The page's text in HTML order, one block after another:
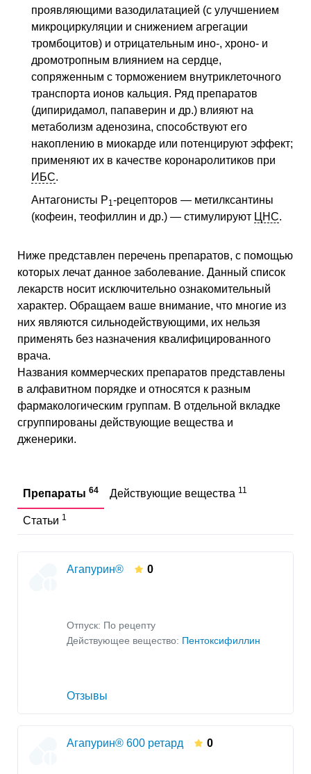
проявляющими вазодилатацией (с улучшением
микроциркуляции и снижением агрегации
тромбоцитов) и отрицательным ино-, хроно- и
дромотропным влиянием на сердце,
сопряженным с торможением внутриклеточного
транспорта ионов кальция. Ряд препаратов
(дипиридамол, папаверин и др.) влияют на
метаболизм аденозина, способствуют его
накоплению в миокарде или потенцируют эффект;
применяют их в качестве коронаролитиков при
ИБС.
Антагонисты Р1-рецепторов — метилксантины
(кофеин, теофиллин и др.) — стимулируют ЦНС.
Ниже представлен перечень препаратов, с помощью
которых лечат данное заболевание. Данный список
лекарств носит исключительно ознакомительный
характер. Обращаем ваше внимание, что многие из
них являются сильнодействующими, их нельзя
применять без назначения квалифицированного
врача.
Названия коммерческих препаратов представлены
в алфавитном порядке и относятся к разным
фармакологическим группам. В отдельной вкладке
сгруппированы действующие вещества и
дженерики.
Препараты 64 Действующие вещества 11
Статьи 1
Агапурин® 0
Отпуск: По рецепту
Действующее вещество: Пентоксифиллин
Отзывы
Агапурин® 600 ретард 0